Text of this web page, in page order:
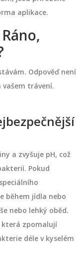
aplikace.
Odpověď není
trávení.
a zvyšuje pH, což
Pokud
během jídla nebo
nebo lehký oběd.
která zpomalují
déle v kyselém